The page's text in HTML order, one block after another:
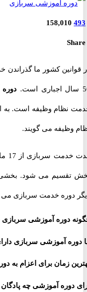
158,010
دوره
وظیفه است. به
می گویند.
می شود. بخشی از
خدمت سربازی می
دوره آموزشی سربازی
آموزشی سربازی
زمان برای اعزام به
آموزشی چه پادگان